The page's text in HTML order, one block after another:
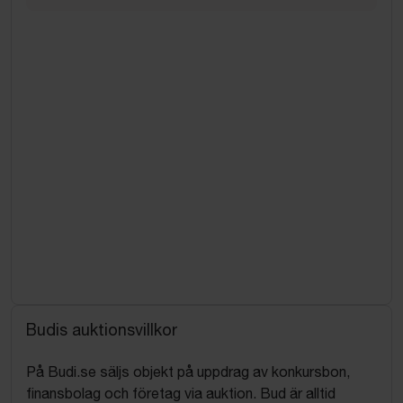
Budis auktionsvillkor
På Budi.se säljs objekt på uppdrag av konkursbon,
finansbolag och företag via auktion. Bud är alltid